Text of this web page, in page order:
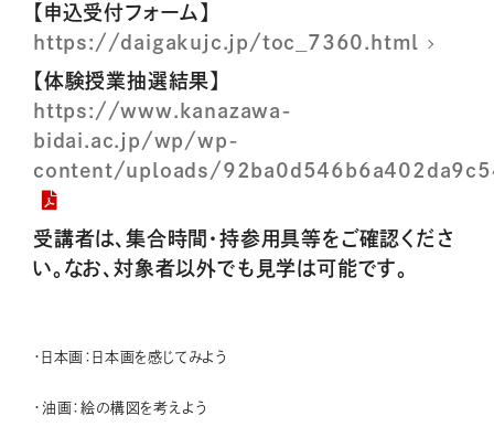
【申込受付フォーム】
https://daigakujc.jp/toc_7360.html
【体験授業抽選結果】
https://www.kanazawa-
bidai.ac.jp/wp/wp-
content/uploads/
受講者は、集合時間・持参用具等をご確認くださ
い。なお、対象者以外でも見学は可能です。
・日本画：日本画を感じてみよう
・油画：絵の構図を考えよう